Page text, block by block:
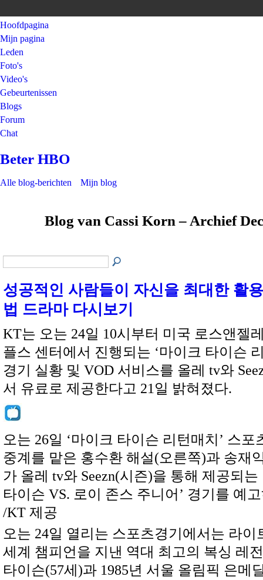
Hoofdpagina
Mijn pagina
Leden
Foto's
Video's
Gebeurtenissen
Blogs
Forum
Chat
Beter HBO
Alle blog-berichten Mijn blog
Blog van Cassi Korn – Archief
성공적인 사람들이 자신을 최대한 활
법 드라마 다시보기
KT는 오는 24일 10시부터 미국 로스앤젤
플스 센터에서 진행되는 ‘마이크 타이슨
경기 실황 및 VOD 서비스를 올레 tv와
서 유료로 제공한다고 21일 밝혀졌다.
오는 26일 ‘마이크 타이슨 리턴매치’ 스포
중계를 맡은 홍수환 해설(오른쪽)과 송재
가 올레 tv와 Seezn(시즌)을 통해 제공되는
타이슨 VS. 로이 존스 주니어’ 경기를 예
/KT 제공
오는 24일 열리는 스포츠경기에서는 라이
세계 챔피언을 지낸 역대 최고의 복싱 레
타이슨(57세)과 1985년 서울 올림픽 은메